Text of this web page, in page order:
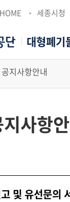
HOME 세종시청
대형폐기
>공지사항안내
사항
및 유선문의